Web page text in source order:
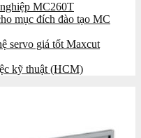
MC260T
mục đích đào tạo MC
servo giá tốt Maxcut
kỹ thuật (HCM)